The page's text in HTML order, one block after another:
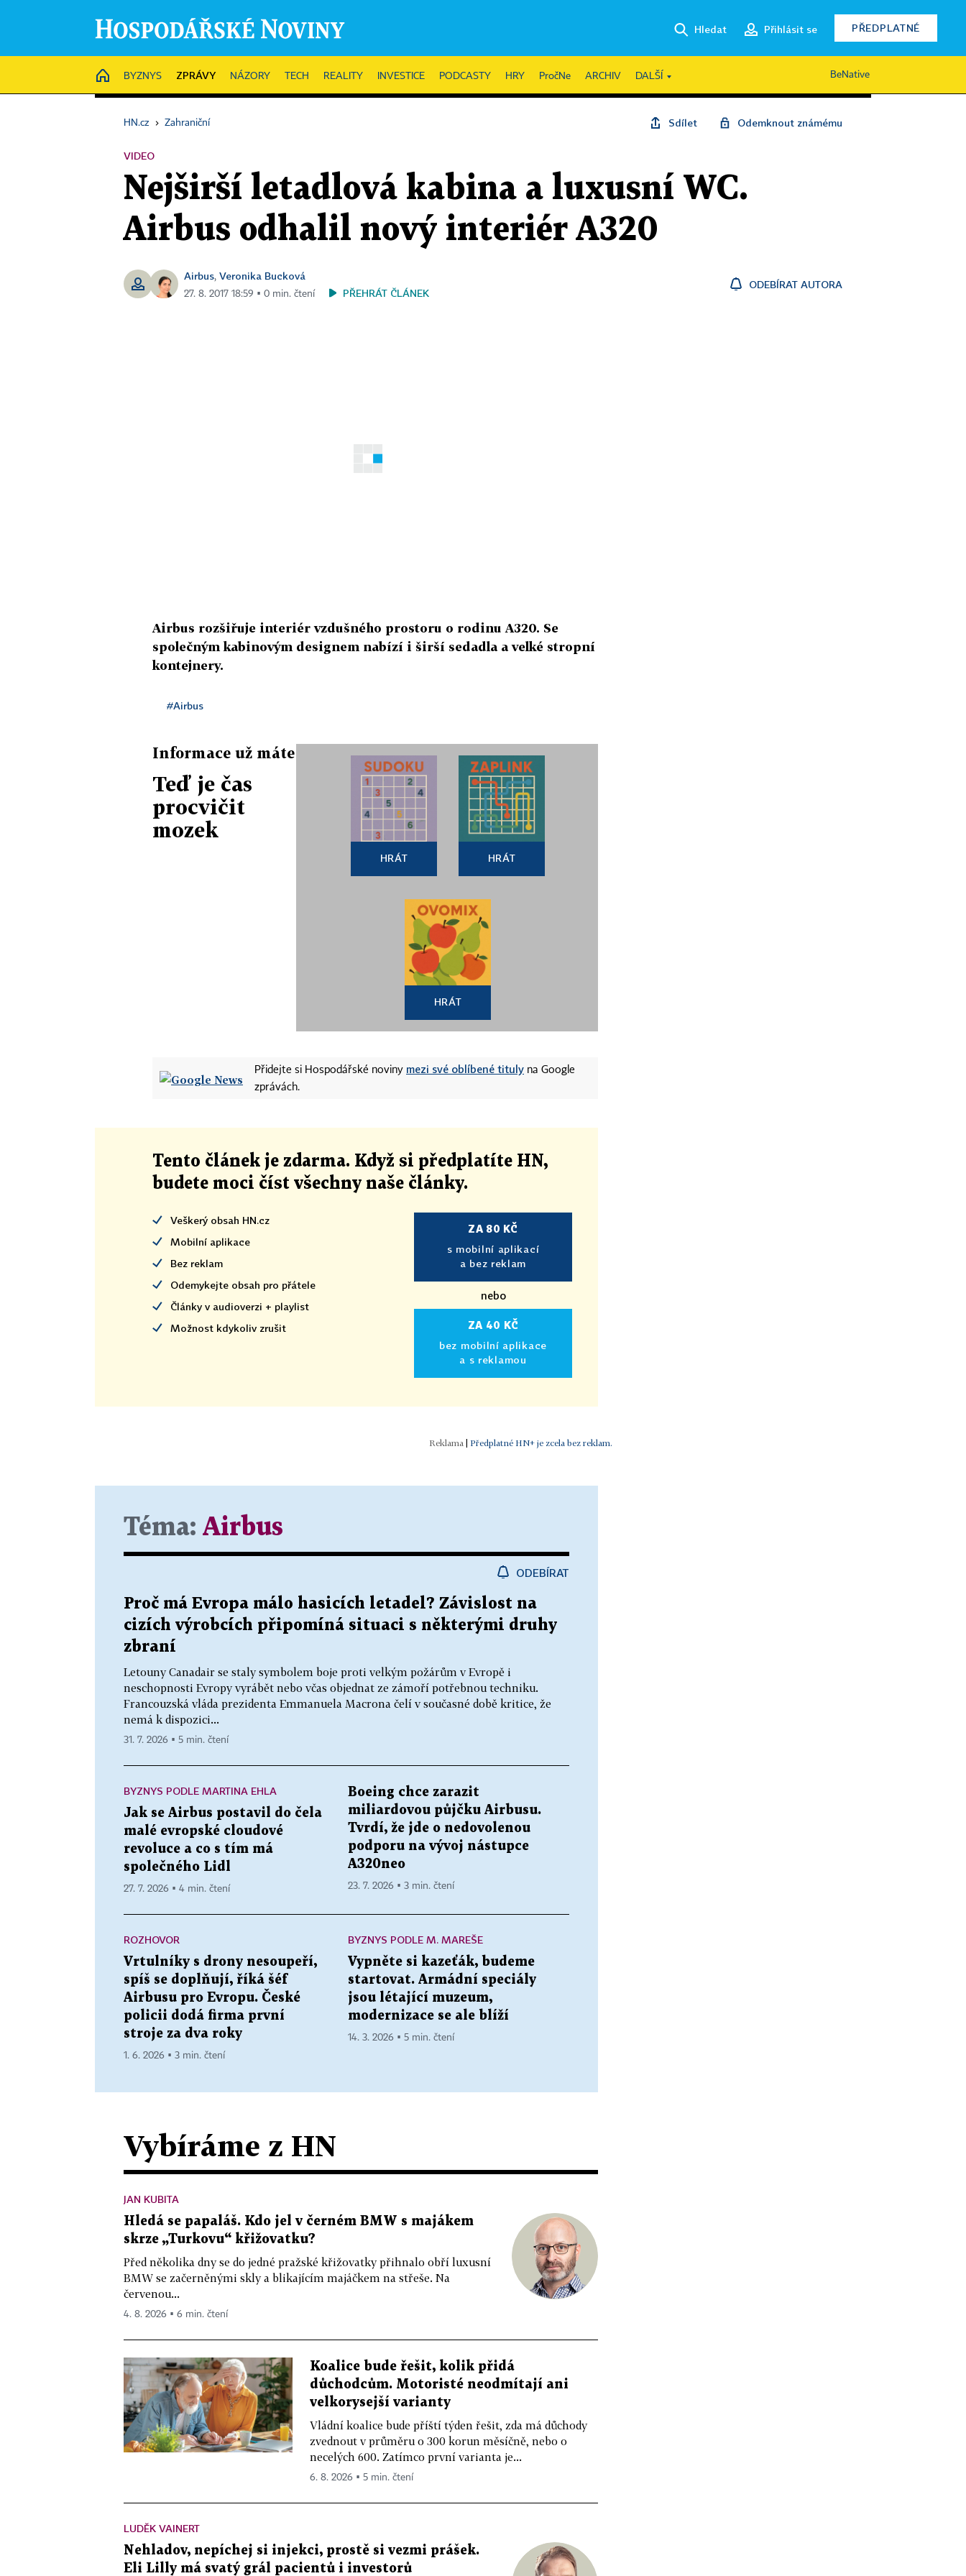
Hledat Přihlásit se PŘEDPLATNÉ
HOME
BYZNYS ZPRÁVY NÁZORY TECH REALITY INVESTICE PODCASTY HRY PročNe ARCHIV DALŠÍ BeNative
HN.cz › Zahraniční Sdílet Odemknout známému
VIDEO
Nejširší letadlová kabina a luxusní WC.
Airbus odhalil nový interiér A320
Airbus, Veronika Bucková
27. 8. 2017 18:59 ▪ 0 min. čtení PŘEHRÁT ČLÁNEK
ODEBÍRAT AUTORA
Airbus rozšiřuje interiér vzdušného prostoru o rodinu A320. Se
společným kabinovým designem nabízí i širší sedadla a velké stropní
kontejnery.
#Airbus
Informace už máte
Teď je čas
procvičit
mozek
HRÁT HRÁT
HRÁT
Přidejte si Hospodářské noviny mezi své oblíbené tituly na Google
zprávách.
Tento článek je zdarma. Když si předplatíte HN,
budete moci číst všechny naše články.
Veškerý obsah HN.cz
Mobilní aplikace
Bez reklam
Odemykejte obsah pro přátele
Články v audioverzi + playlist
Možnost kdykoliv zrušit
ZA 80 KČ
s mobilní aplikací
a bez reklam
nebo
ZA 40 KČ
bez mobilní aplikace
a s reklamou
| Předplatné HN+ je zcela bez reklam.
Téma: Airbus
ODEBÍRAT
Proč má Evropa málo hasicích letadel? Závislost na
cizích výrobcích připomíná situaci s některými druhy
zbraní
Letouny Canadair se staly symbolem boje proti velkým požárům v Evropě i
neschopnosti Evropy vyrábět nebo včas objednat ze zámoří potřebnou techniku.
Francouzská vláda prezidenta Emmanuela Macrona čelí v současné době kritice, že
nemá k dispozici...
31. 7. 2026 ▪ 5 min. čtení
BYZNYS PODLE MARTINA EHLA
Jak se Airbus postavil do čela
malé evropské cloudové
revoluce a co s tím má
společného Lidl
27. 7. 2026 ▪ 4 min. čtení
Boeing chce zarazit
miliardovou půjčku Airbusu.
Tvrdí, že jde o nedovolenou
podporu na vývoj nástupce
A320neo
23. 7. 2026 ▪ 3 min. čtení
ROZHOVOR
Vrtulníky s drony nesoupeří,
spíš se doplňují, říká šéf
Airbusu pro Evropu. České
policii dodá firma první
stroje za dva roky
1. 6. 2026 ▪ 3 min. čtení
BYZNYS PODLE M. MAREŠE
Vypněte si kazeťák, budeme
startovat. Armádní speciály
jsou létající muzeum,
modernizace se ale blíží
14. 3. 2026 ▪ 5 min. čtení
Vybíráme z HN
JAN KUBITA
Hledá se papaláš. Kdo jel v černém BMW s majákem
skrze „Turkovu“ křižovatku?
Před několika dny se do jedné pražské křižovatky přihnalo obří luxusní
BMW se začerněnými skly a blikajícím majáčkem na střeše. Na
červenou...
4. 8. 2026 ▪ 6 min. čtení
Koalice bude řešit, kolik přidá
důchodcům. Motoristé neodmítají ani
velkorysejší varianty
Vládní koalice bude příští týden řešit, zda má důchody
zvednout v průměru o 300 korun měsíčně, nebo o
necelých 600. Zatímco první varianta je...
6. 8. 2026 ▪ 5 min. čtení
LUDĚK VAINERT
Nehladov, nepíchej si injekci, prostě si vezmi prášek.
Eli Lilly má svatý grál pacientů i investorů